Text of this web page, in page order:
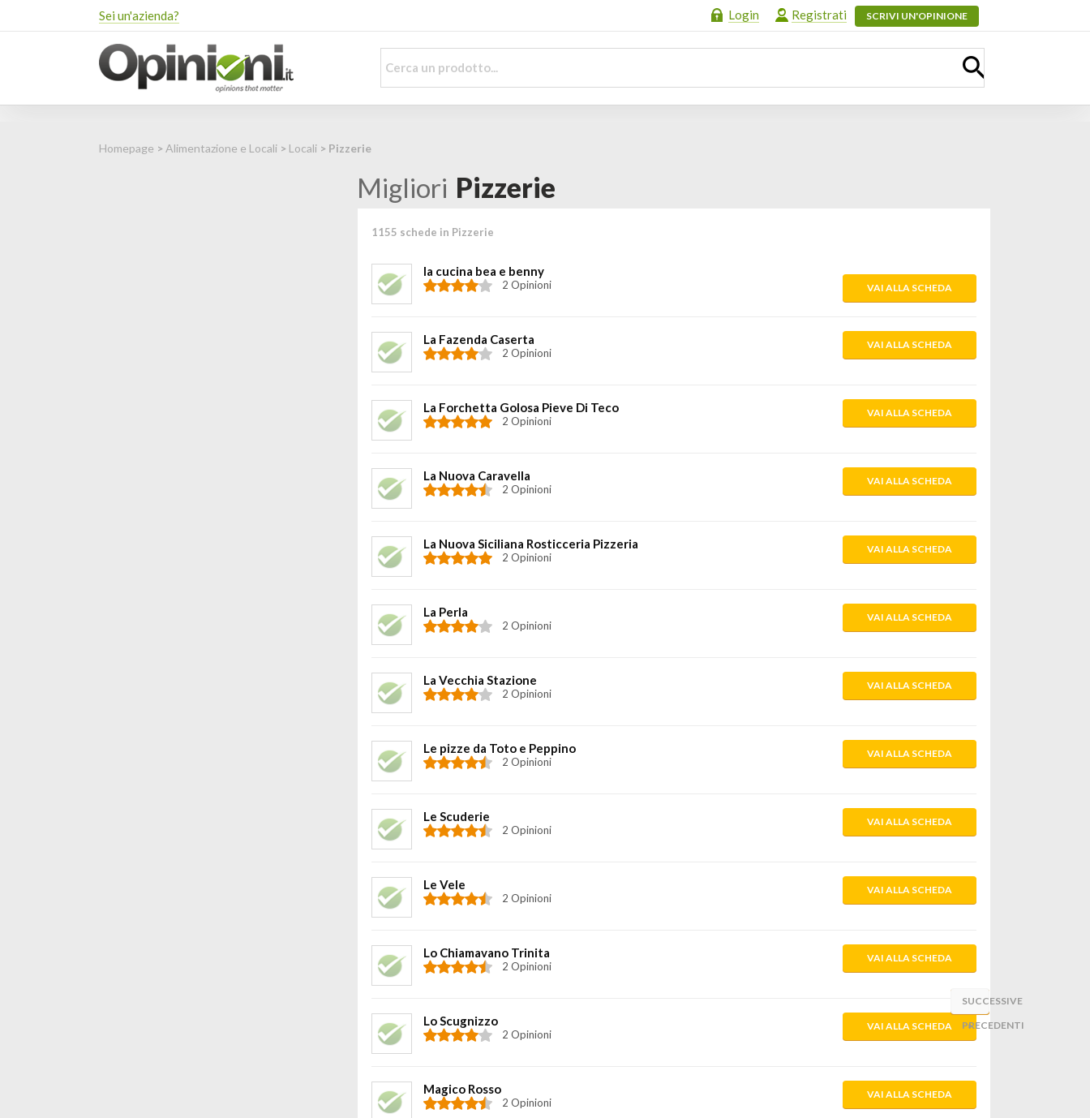
Sei un'azienda? Login Registrati SCRIVI UN'OPINIONE
Homepage > Alimentazione e Locali > Locali > Pizzerie
Migliori Pizzerie
1155 schede in Pizzerie
la cucina bea e benny
2 Opinioni VAI ALLA SCHEDA
La Fazenda Caserta
2 Opinioni
VAI ALLA SCHEDA
La Forchetta Golosa Pieve Di Teco
2 Opinioni
VAI ALLA SCHEDA
La Nuova Caravella
2 Opinioni
VAI ALLA SCHEDA
La Nuova Siciliana Rosticceria Pizzeria
2 Opinioni
VAI ALLA SCHEDA
La Perla
2 Opinioni
VAI ALLA SCHEDA
La Vecchia Stazione
2 Opinioni
VAI ALLA SCHEDA
Le pizze da Toto e Peppino
2 Opinioni
VAI ALLA SCHEDA
Le Scuderie
2 Opinioni
VAI ALLA SCHEDA
Le Vele
2 Opinioni
VAI ALLA SCHEDA
Lo Chiamavano Trinita
2 Opinioni
VAI ALLA SCHEDA
Lo Scugnizzo
2 Opinioni
VAI ALLA SCHEDA
Magico Rosso
2 Opinioni
VAI ALLA SCHEDA
«
PRECEDENTI
SUCCESSIVE
»